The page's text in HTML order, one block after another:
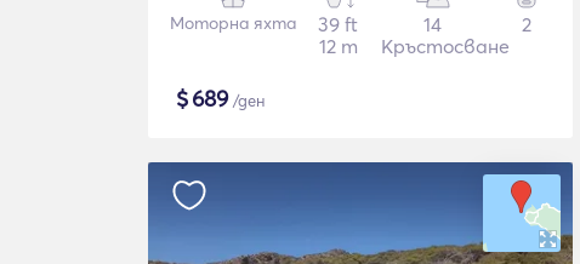
Моторна яхта
39 ft
12 m
14
Кръстосване
2
$689/ден